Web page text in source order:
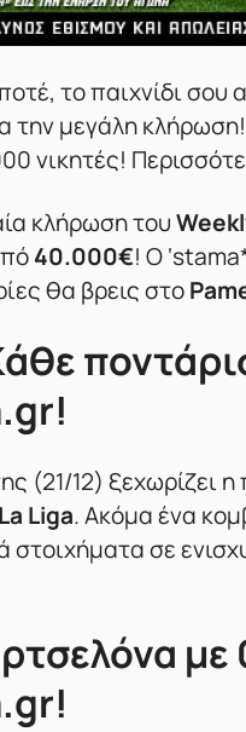
το παιχνίδι σου
την μεγάλη κλήρωση!
νικητές!
κλήρωση του
40.000€! Ο
θα βρεις στο
(21/12) ξεχωρίζει
La Liga. Ακόμα ένα
στοιχήματα σε
με